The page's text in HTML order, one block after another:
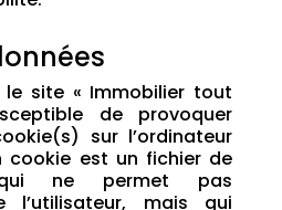
le site « Immobilier tout
de provoquer
sur l’ordinateur
cookie est un fichier de
ne permet pas
l’utilisateur, mais qui